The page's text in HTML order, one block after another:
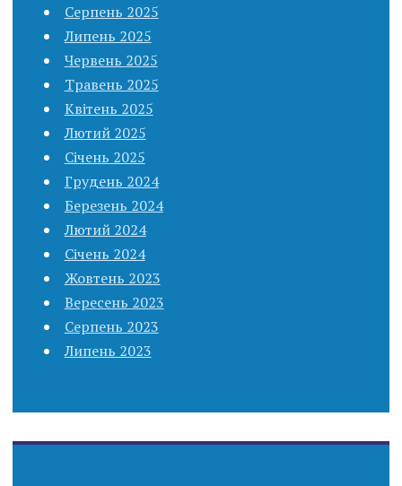
Серпень 2025
Липень 2025
Червень 2025
Травень 2025
Квітень 2025
Лютий 2025
Січень 2025
Грудень 2024
Березень 2024
Лютий 2024
Січень 2024
Жовтень 2023
Вересень 2023
Серпень 2023
Липень 2023